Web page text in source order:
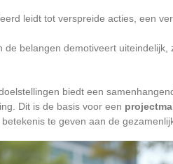
leidt tot verspreide acties, een
de belangen demotiveert uiteindelijk,
biedt een
Dit is de basis voor een
te geven aan de